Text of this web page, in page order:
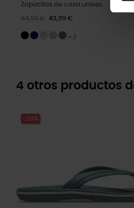
Zapatillas de casa unisex...
54,99 € 43,99 €
+3
4 otros productos
-20%